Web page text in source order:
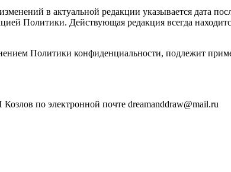
в актуальной редакции указывается дата
Политики. Действующая редакция всегда
Политики конфиденциальности, подлежит
по электронной почте dreamanddraw@mail.ru